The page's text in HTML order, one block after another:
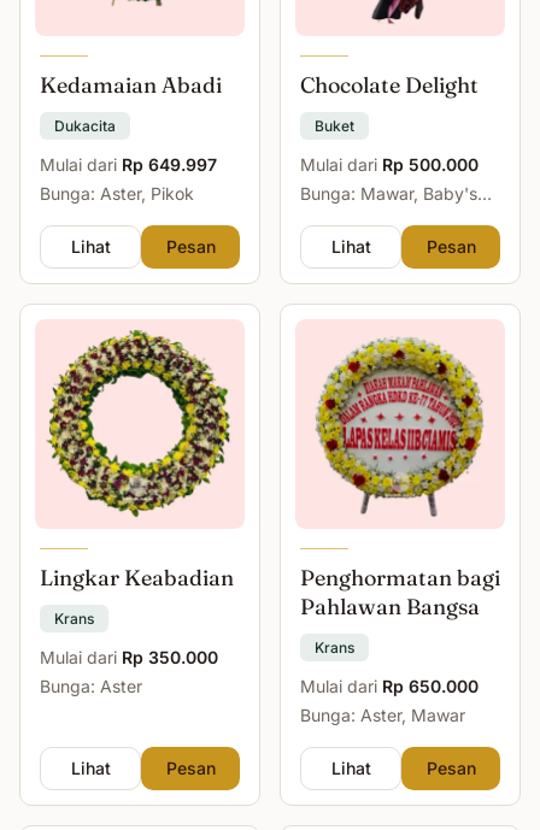
Kedamaian Abadi
Dukacita
Mulai dari Rp 649.997
Bunga: Aster, Pikok
Lihat Pesan
Chocolate Delight
Buket
Mulai dari Rp 500.000
Bunga: Mawar, Baby's
Lihat
Pesan
Lingkar Keabadian
Krans
Mulai dari Rp 350.000
Bunga: Aster
Lihat Pesan
Penghormatan bagi
Pahlawan Bangsa
Krans
Mulai dari Rp 650.000
Bunga: Aster, Mawar
Lihat Pesan